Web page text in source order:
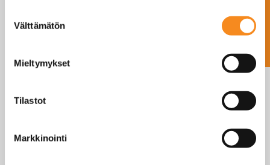
valinta
Välttämätön
Mieltymykset
Tilastot
Markkinointi
MR
Ota yhteyttä